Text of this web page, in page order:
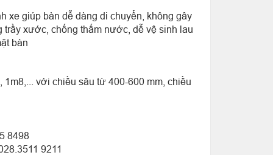
xe giúp bàn dễ dàng di chuyển, không gây
xước, chống thấm nước, dễ vệ sinh lau
bàn
với chiều sâu từ 400-600 mm, chiều
8498
9211